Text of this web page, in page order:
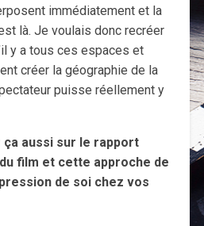
immédiatement et la
là. Je voulais donc recréer
y a tous ces espaces et
créer la géographie de la
puisse réellement y
aussi sur le rapport
film et cette approche de
de soi chez vos